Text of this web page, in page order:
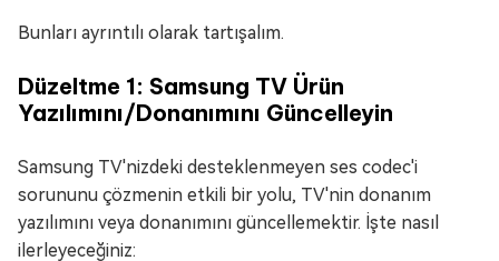
Bunları ayrıntılı olarak tartışalım.
Düzeltme 1: Samsung TV Ürün
Yazılımını/Donanımını Güncelleyin
Samsung TV'nizdeki desteklenmeyen ses codec'i
sorununu çözmenin etkili bir yolu, TV'nin donanım
yazılımını veya donanımını güncellemektir. İşte nasıl
ilerleyeceğiniz: